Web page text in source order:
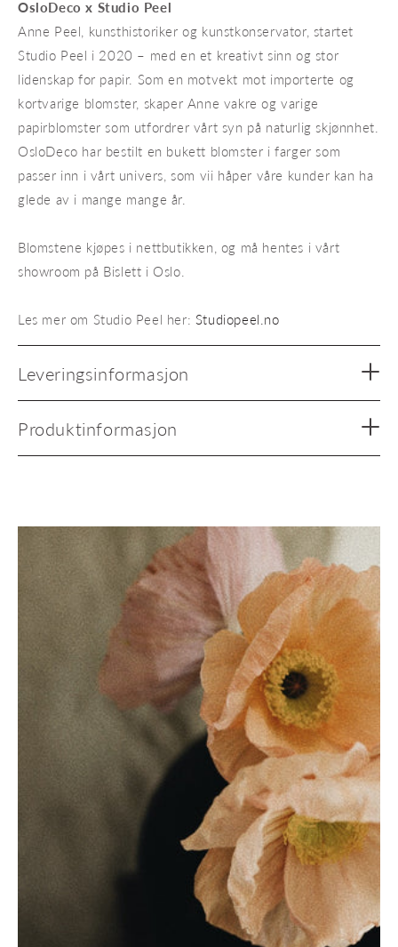
OsloDeco x Studio Peel
Anne Peel, kunsthistoriker og kunstkonservator, startet
Studio Peel i 2020 – med en et kreativt sinn og stor
lidenskap for papir. Som en motvekt mot importerte og
kortvarige blomster, skaper Anne vakre og varige
papirblomster som utfordrer vårt syn på naturlig skjønnhet.
OsloDeco har bestilt en bukett blomster i farger som
passer inn i vårt univers, som vii håper våre kunder kan ha
glede av i mange mange år.
Blomstene kjøpes i nettbutikken, og må hentes i vårt
showroom på Bislett i Oslo.
Les mer om Studio Peel her: Studiopeel.no
Leveringsinformasjon
Produktinformasjon